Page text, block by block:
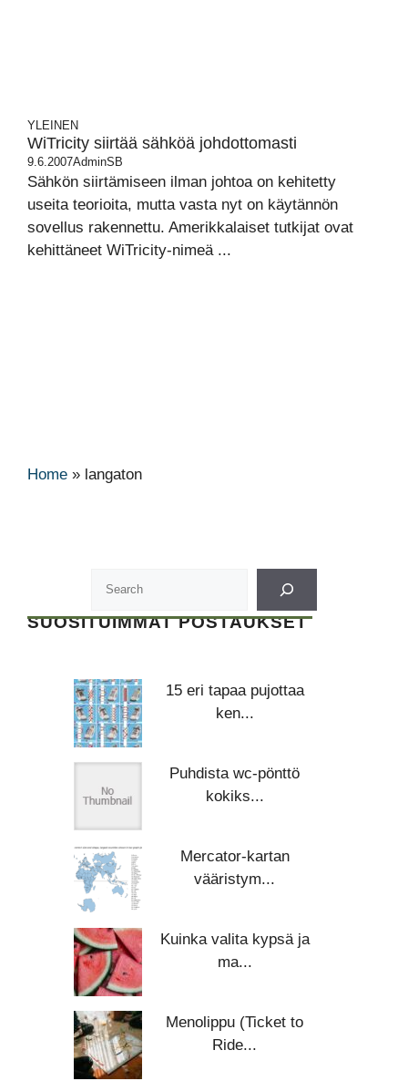
YLEINEN
WiTricity siirtää sähköä johdottomasti
9.6.2007AdminSB
Sähkön siirtämiseen ilman johtoa on kehitetty
useita teorioita, mutta vasta nyt on käytännön
sovellus rakennettu. Amerikkalaiset tutkijat ovat
kehittäneet WiTricity-nimeä ...
Home » langaton
SUOSITUIMMAT POSTAUKSET
15 eri tapaa pujottaa
ken...
Puhdista wc-pönttö
kokiks...
Mercator-kartan
vääristym...
Kuinka valita kypsä ja
ma...
Menolippu (Ticket to
Ride...